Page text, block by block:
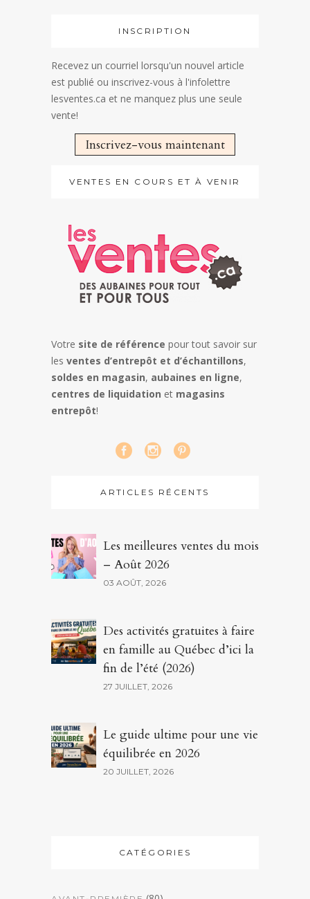
INSCRIPTION
Recevez un courriel lorsqu'un nouvel article
est publié ou inscrivez-vous à l'infolettre
lesventes.ca et ne manquez plus une seule
vente!
Inscrivez-vous maintenant
VENTES EN COURS ET À VENIR
Votre site de référence pour tout savoir sur
les ventes d’entrepôt et d’échantillons,
soldes en magasin, aubaines en ligne,
centres de liquidation et magasins
entrepôt!
ARTICLES RÉCENTS
Les meilleures ventes du mois
– Août 2026
03 AOÛT, 2026
Des activités gratuites à faire
en famille au Québec d’ici la
fin de l’été (2026)
27 JUILLET, 2026
Le guide ultime pour une vie
équilibrée en 2026
20 JUILLET, 2026
CATÉGORIES